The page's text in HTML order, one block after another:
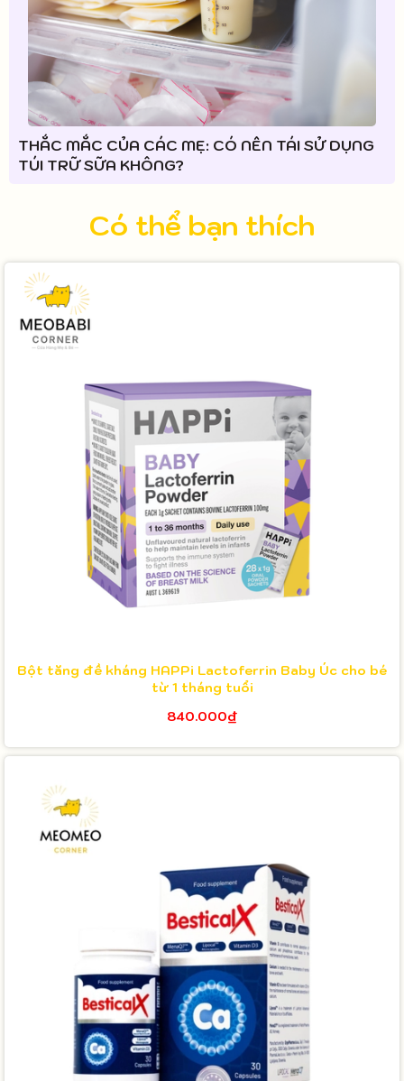
THẮC MẮC CỦA CÁC MẸ: CÓ NÊN TÁI SỬ DỤNG
TÚI TRỮ SỮA KHÔNG?
Có thể bạn thích
Bột tăng đề kháng HAPPi Lactoferrin Baby Úc cho bé
từ 1 tháng tuổi
840.000₫